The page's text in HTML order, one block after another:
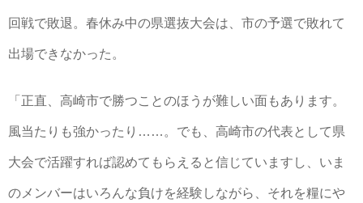
回戦で敗退。春休み中の県選抜大会は、市の予選で敗れて
出場できなかった。
「正直、高崎市で勝つことのほうが難しい面もあります。
風当たりも強かったり……。でも、高崎市の代表として県
大会で活躍すれば認めてもらえると信じていますし、いま
のメンバーはいろんな負けを経験しながら、それを糧にや